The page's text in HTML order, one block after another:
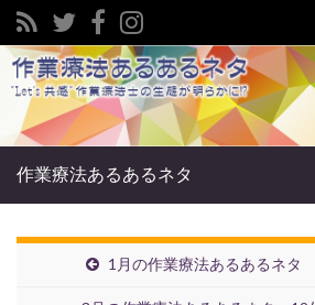
Search for:
作業療法あるあるネタ
1月の作業療法あるあるネタ